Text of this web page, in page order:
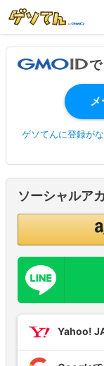
ゲソてんに登録が
ソーシャルア
Yahoo!